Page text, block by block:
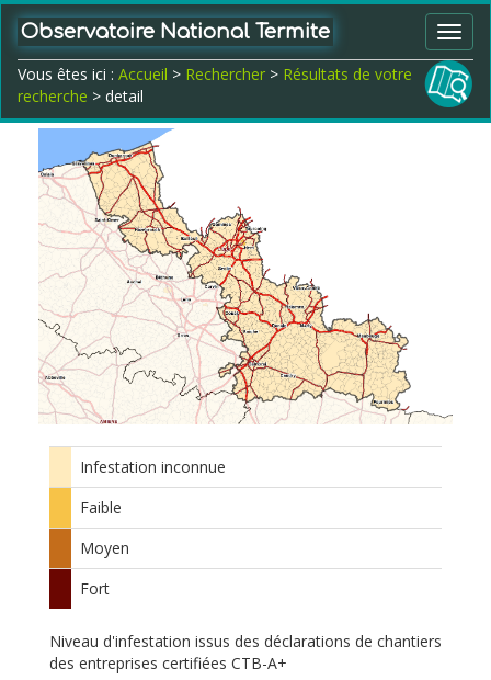
Observatoire National Termite
Vous êtes ici : Accueil > Rechercher > Résultats de votre
recherche > detail
Infestation inconnue
Faible
Moyen
Fort
Niveau d'infestation issus des déclarations de chantiers
des entreprises certifiées CTB-A+